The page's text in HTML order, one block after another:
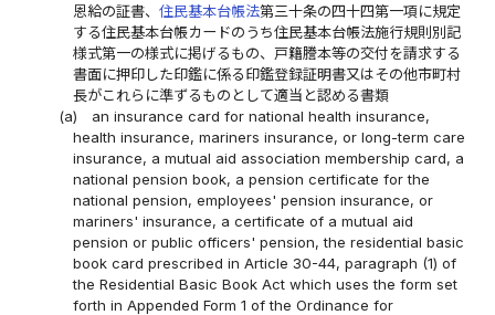
恩給の証書、 住民基本台帳法第三十条の四十四第一項に規定
する住民基本台帳カードのうち住民基本台帳法施行規則別記
様式第一の様式に掲げるもの、戸籍謄本等の交付を請求する
書面に押印した印鑑に係る印鑑登録証明書又はその他市町村
長がこれらに準ずるものとして適当と認める書類
(a)
an insurance card for national health insurance,
health insurance, mariners insurance, or long-term care
insurance, a mutual aid association membership card, a
national pension book, a pension certificate for the
national pension, employees' pension insurance, or
mariners' insurance, a certificate of a mutual aid
pension or public officers' pension, the residential basic
book card prescribed in Article 30-44, paragraph (1) of
the Residential Basic Book Act which uses the form set
forth in Appended Form 1 of the Ordinance for